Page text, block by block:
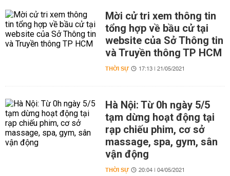
Mời cử tri xem thông tin
tổng hợp về bầu cử tại
website của Sở Thông tin
và Truyền thông TP HCM
THỜI SỰ 17:13 | 21/05/2021
Hà Nội: Từ 0h ngày 5/5
tạm dừng hoạt động tại
rạp chiếu phim, cơ sở
massage, spa, gym, sân
vận động
THỜI SỰ 20:04 | 04/05/2021